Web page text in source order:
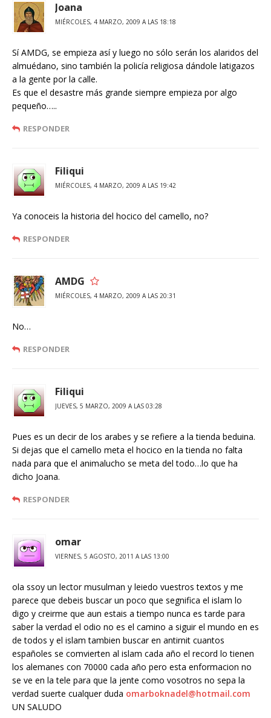
Joana
MIÉRCOLES, 4 MARZO, 2009 A LAS 18:18
Sí AMDG, se empieza así y luego no sólo serán los alaridos del
almuédano, sino también la policía religiosa dándole latigazos
a la gente por la calle.
Es que el desastre más grande siempre empieza por algo
pequeño…..
RESPONDER
Filiqui
MIÉRCOLES, 4 MARZO, 2009 A LAS 19:42
Ya conoceis la historia del hocico del camello, no?
RESPONDER
AMDG
MIÉRCOLES, 4 MARZO, 2009 A LAS 20:31
No…
RESPONDER
Filiqui
JUEVES, 5 MARZO, 2009 A LAS 03:28
Pues es un decir de los arabes y se refiere a la tienda beduina.
Si dejas que el camello meta el hocico en la tienda no falta
nada para que el animalucho se meta del todo…lo que ha
dicho Joana.
RESPONDER
omar
VIERNES, 5 AGOSTO, 2011 A LAS 13:00
ola ssoy un lector musulman y leiedo vuestros textos y me
parece que debeis buscar un poco que segnifica el islam lo
digo y creirme que aun estais a tiempo nunca es tarde para
saber la verdad el odio no es el camino a siguir el mundo en es
de todos y el islam tambien buscar en antirnit cuantos
españoles se comvierten al islam cada año el record lo tienen
los alemanes con 70000 cada año pero esta enformacion no
se ve en la tele para que la jente como vosotros no sepa la
verdad suerte cualquer duda omarboknadel@hotmail.com
UN SALUDO